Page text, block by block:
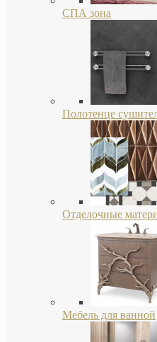
СПА зона
Полотенце
Отделочные
Мебель для ванной